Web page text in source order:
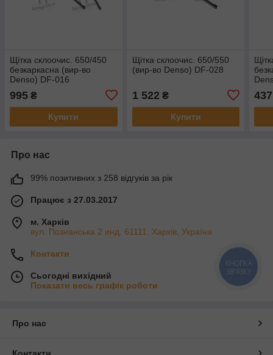
Щітка склоочис. 650/450
безкаркасна (вир-во
Denso) DF-016
995 ₴
Купити
Щітка склоочис. 650/550
(вир-во Denso) DF-028
1 522 ₴
Купити
437
Про нас
99% позитивних з 258 відгуків за рік
Працює з 27.03.2017
м. Харків
вул. Познанська 2 инд. 61111, Харків, Україна
Контакти
Сьогодні вихідний
Показати весь графік роботи
Про нас
КНОПКА
ЗВ'ЯЗКУ